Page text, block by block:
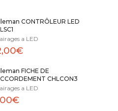
CONTRÔLEUR LED
a LED
FICHE DE
CHLCON3
a LED